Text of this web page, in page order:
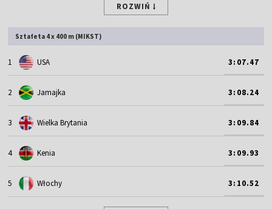
ROZWIŃ
Sztafeta 4 x 400 m (MIKST)
1 USA 3:07.47
2 Jamajka 3:08.24
3 Wielka Brytania 3:09.84
4 Kenia 3:09.93
5 Włochy 3:10.52